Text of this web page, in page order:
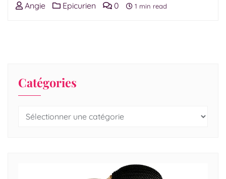
Angie Epicurien 0 1 min read
Catégories